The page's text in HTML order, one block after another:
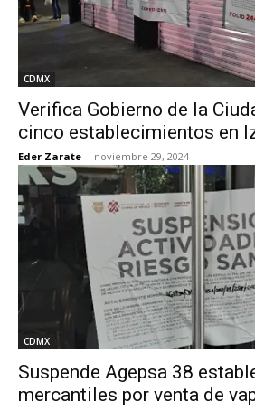
CDMX
Verifica Gobierno de la
cinco establecimientos en
Eder Zarate - noviembre 29, 2024
CDMX
Suspende Agepsa 38
mercantiles por venta de